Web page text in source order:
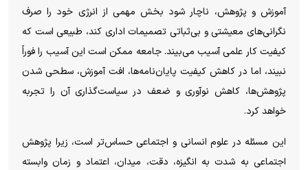
آموزش و پژوهش، ناچار شود بخش مهمی از انرژی خود را صرف
نگرانی‌های معیشتی و بی‌ثباتی تصمیمات اداری کند، طبیعی است که
کیفیت کار علمی آسیب می‌بیند. جامعه ممکن است این آسیب را فوراً
نبیند، اما در کاهش کیفیت پایان‌نامه‌ها، افت آموزش، سطحی شدن
پژوهش‌ها، کاهش نوآوری و ضعف در سیاست‌گذاری آن را تجربه
خواهد کرد.
این مسئله در علوم انسانی و اجتماعی حساس‌تر است، زیرا پژوهش
اجتماعی به شدت به انگیزه، دقت، میدان، اعتماد و زمان وابسته